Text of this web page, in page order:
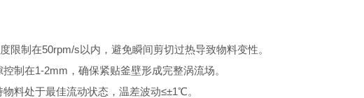
制在50rpm/s以内，避免瞬间剪切过热导致物料变性。
在1-2mm，确保紧贴釜壁形成完整涡流场。
处于最佳流动状态，温差波动≤±1℃。